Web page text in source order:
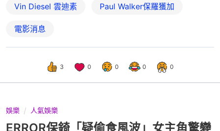
Vin Diesel 雲迪素 Paul Walker保羅獲加
電影消息
3 0 0 0 0
娛樂 人氣娛樂
ERROR保錡「疑偷食風波」女主角驚變